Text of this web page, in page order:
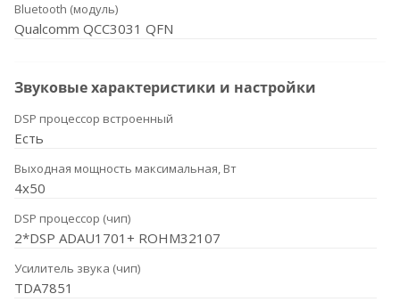
Bluetooth (модуль)
Qualcomm QCC3031 QFN
Звуковые характеристики и настройки
DSP процессор встроенный
Есть
Выходная мощность максимальная, Вт
4x50
DSP процессор (чип)
2*DSP ADAU1701+ ROHM32107
Усилитель звука (чип)
TDA7851